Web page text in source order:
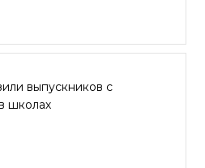
выпускников с
школах